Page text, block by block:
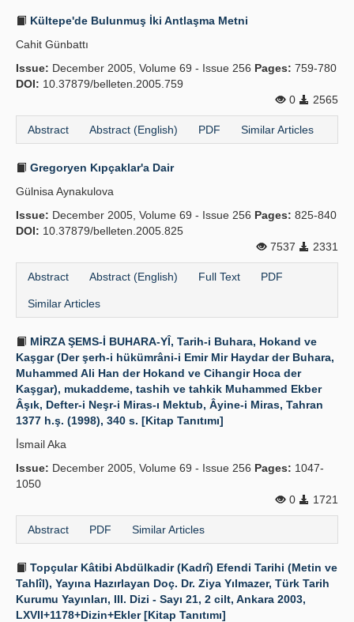
Kültepe'de Bulunmuş İki Antlaşma Metni
Cahit Günbattı
Issue: December 2005, Volume 69 - Issue 256 Pages: 759-780
DOI: 10.37879/belleten.2005.759
0
2565
Abstract Abstract (English) PDF Similar Articles
Gregoryen Kıpçaklar'a Dair
Gülnisa Aynakulova
Issue: December 2005, Volume 69 - Issue 256 Pages: 825-840
DOI: 10.37879/belleten.2005.825
7537
2331
Abstract Abstract (English) Full Text PDF
Similar Articles
MİRZA ŞEMS-İ BUHARA-YÎ, Tarih-i Buhara, Hokand ve
Kaşgar (Der şerh-i hükümrâni-i Emir Mir Haydar der Buhara,
Muhammed Ali Han der Hokand ve Cihangir Hoca der
Kaşgar), mukaddeme, tashih ve tahkik Muhammed Ekber
Âşık, Defter-i Neşr-i Miras-ı Mektub, Âyine-i Miras, Tahran
1377 h.ş. (1998), 340 s. [Kitap Tanıtımı]
İ̇smail Aka
Issue: December 2005, Volume 69 - Issue 256 Pages: 1047-
1050
0
1721
Abstract PDF Similar Articles
Topçular Kâtibi Abdülkadir (Kadrî) Efendi Tarihi (Metin ve
Tahlîl), Yayına Hazırlayan Doç. Dr. Ziya Yılmazer, Türk Tarih
Kurumu Yayınları, III. Dizi - Sayı 21, 2 cilt, Ankara 2003,
LXVII+1178+Dizin+Ekler [Kitap Tanıtımı]